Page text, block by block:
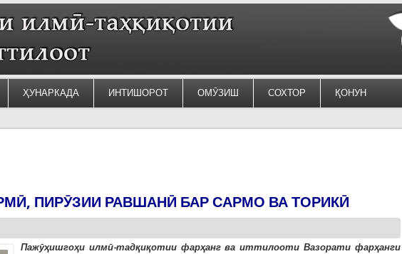
ҲУНАРКАДА ИНТИШОРОТ ОМӮЗИШ СОХТОР ҚОНУН
ПИРӮЗИИ РАВШАНӢ БАР САРМО ВА ТОРИКӢ
Пажӯҳишгоҳи илмӣ-тадқиқотии фарҳанг ва иттилооти Вазорати фарҳанги